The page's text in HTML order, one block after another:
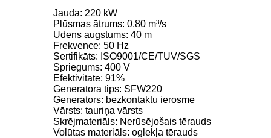
Jauda: 220 kW
Plūsmas ātrums: 0,80 m³/s
Ūdens augstums: 40 m
Frekvence: 50 Hz
Sertifikāts: ISO9001/CE/TUV/SGS
Spriegums: 400 V
Efektivitāte: 91%
Ģeneratora tips: SFW220
Ģenerators: bezkontaktu ierosme
Vārsts: tauriņa vārsts
Skrējmateriāls: Nerūsējošais tērauds
Volūtas materiāls: oglekļa tērauds